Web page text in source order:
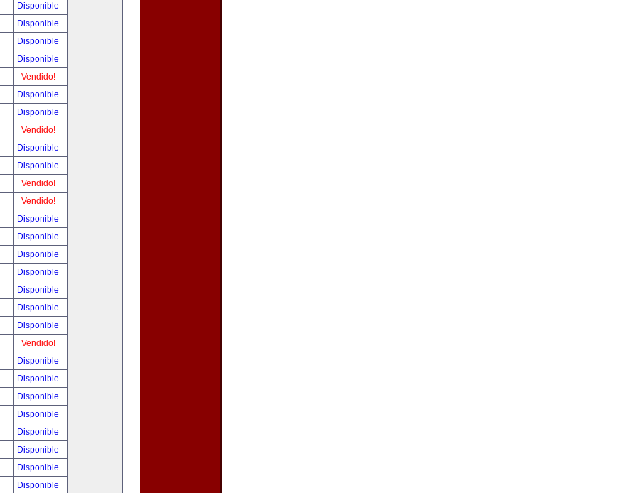
Disponible
Disponible
Disponible
Disponible
Vendido!
Disponible
Disponible
Vendido!
Disponible
Disponible
Vendido!
Vendido!
Disponible
Disponible
Disponible
Disponible
Disponible
Disponible
Disponible
Vendido!
Disponible
Disponible
Disponible
Disponible
Disponible
Disponible
Disponible
Disponible